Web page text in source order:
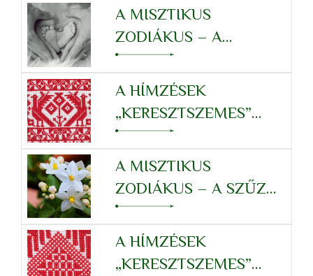
A MISZTIKUS
ZODIÁKUS – A
MÉRLEG
A HÍMZÉSEK
„KERESZTSZEMES”
RENDSZERE – SZŰZ
A MISZTIKUS
ZODIÁKUS – A SZŰZ
A HÍMZÉSEK
„KERESZTSZEMES”